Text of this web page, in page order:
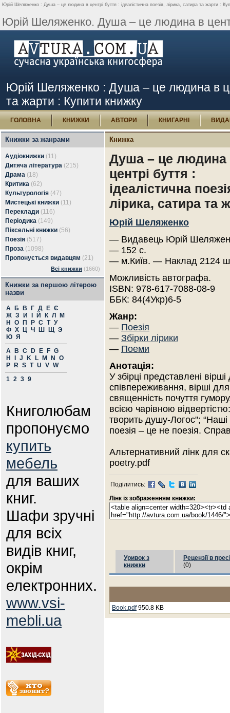
Юрій Шеляженко : Душа – це людина в центрі буття : ідеалістична поезія, лірика, сатира та жарти :
Юрій Шеляженко. Душа – це людина в
Юрій Шеляженко : Душа – це людина в
та жарти : Купити книжку
ГОЛОВНА КНИЖКИ АВТОРИ КНИГАРНІ
Книжки за жанрами
Аудіокнижки (11)
Дитяча література (215)
Драма (18)
Критика (62)
Культурологія (47)
Мистецькі книжки (11)
Переклади (116)
Періодика (149)
Піксельні книжки (56)
Поезія (517)
Проза (1098)
Пропонується видавцям (21)
Всі книжки (1660)
Книжки за першою літерою
назви
А Б В Г Д Е Є
Ж З И Й К Л
М
Н
О П Р С Т У
Ф Х Ц Ч Ш Щ Э
Ю Я
A
B C D E F G
H
J K L M N
O
P
R S T U V W
1 2 3 9
Книголюбам
пропонуємо
купить
мебель
для ваших
книг.
Шафи зручні
для всіх
видів книг,
окрім
електронних.
www.vsi-
mebli.ua
Книжка
Душа – це людина
центрі буття :
ідеалістична
лірика, сатира та
Юрій Шеляженко
— Видавець Юрій
— 152 с.
— м.Київ. — Наклад 2124
Можливість автографа.
ISBN: 978-617-7088-08-9
ББК: 84(4Укр)6-5
Жанр:
— Поезія
— Збірки лірики
— Поеми
Анотація:
У збірці представлені
співпереживання, вірші
священність почуття
всією чарівною
творить душу-Логос";
поезія – це не поезія.
Альтернативний лінк для
poetry.pdf
Поділитись:
Лінк із зображенням книжки:
Уривок з
книжки
Рецензії в пресі
(0)
Book.pdf950.8 KB